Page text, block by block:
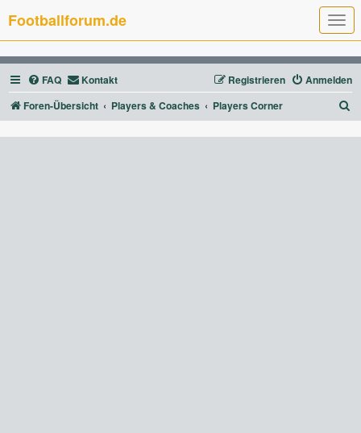
T
o
g
g
l
e
n
a
g
Footballforum.de
FAQ Kontakt Anmelden
Registrieren
Foren-Übersicht
Players & Coaches Players Corner
u